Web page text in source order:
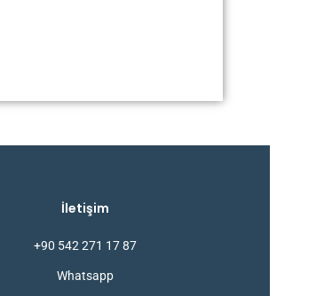
İletişim
+90 542 271 17 87
Whatsapp